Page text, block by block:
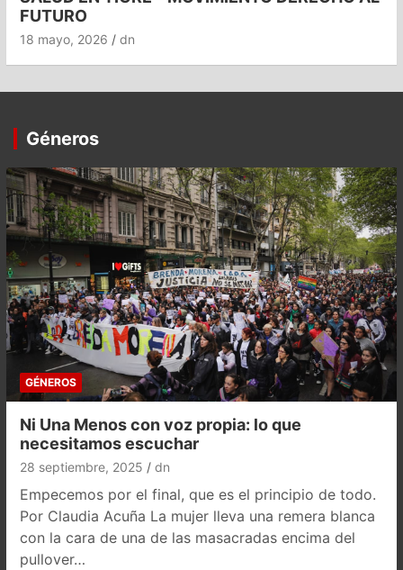
FUTURO
18 mayo, 2026 dn
Géneros
GÉNEROS
Ni Una Menos con voz propia: lo que
necesitamos escuchar
28 septiembre, 2025 dn
Empecemos por el final, que es el principio de todo.
Por Claudia Acuña La mujer lleva una remera blanca
con la cara de una de las masacradas encima del
pullover…